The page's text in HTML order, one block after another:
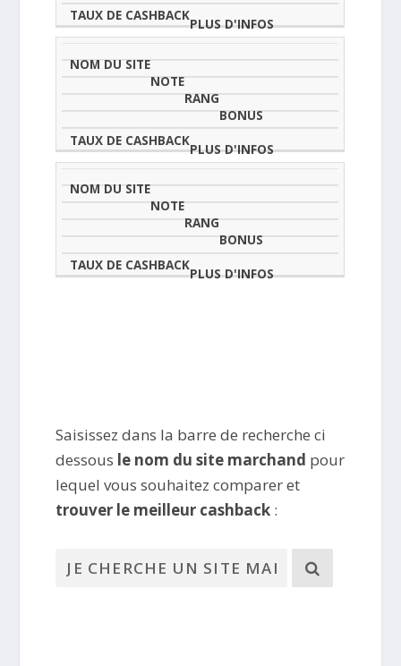
Saisissez dans la barre de recherche ci
dessous le nom du site marchand pour
lequel vous souhaitez comparer et
trouver le meilleur cashback :